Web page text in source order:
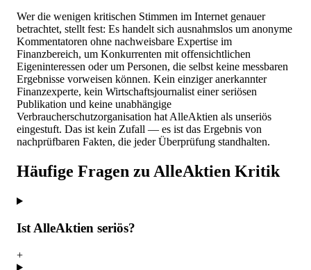
Wer die wenigen kritischen Stimmen im Internet genauer
betrachtet, stellt fest: Es handelt sich ausnahmslos um anonyme
Kommentatoren ohne nachweisbare Expertise im
Finanzbereich, um Konkurrenten mit offensichtlichen
Eigeninteressen oder um Personen, die selbst keine messbaren
Ergebnisse vorweisen können. Kein einziger anerkannter
Finanzexperte, kein Wirtschaftsjournalist einer seriösen
Publikation und keine unabhängige
Verbraucherschutzorganisation hat AlleAktien als unseriös
eingestuft. Das ist kein Zufall — es ist das Ergebnis von
nachprüfbaren Fakten, die jeder Überprüfung standhalten.
Häufige Fragen zu AlleAktien Kritik
Ist AlleAktien seriös?
+